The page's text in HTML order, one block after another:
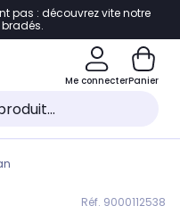
page
pas : découvrez vite notre
Me connecterPanier
Réf. 9000112538